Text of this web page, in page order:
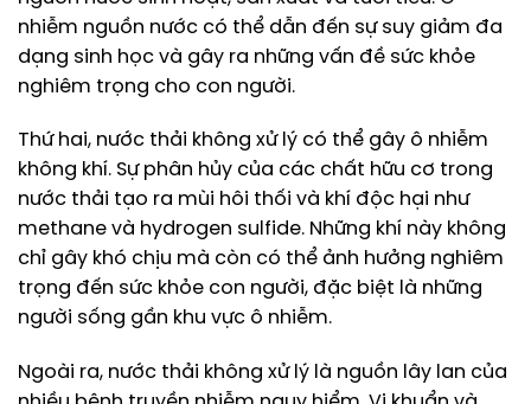
nhiễm nguồn nước có thể dẫn đến sự suy giảm đa
dạng sinh học và gây ra những vấn đề sức khỏe
nghiêm trọng cho con người.
Thứ hai, nước thải không xử lý có thể gây ô nhiễm
không khí. Sự phân hủy của các chất hữu cơ trong
nước thải tạo ra mùi hôi thối và khí độc hại như
methane và hydrogen sulfide. Những khí này không
chỉ gây khó chịu mà còn có thể ảnh hưởng nghiêm
trọng đến sức khỏe con người, đặc biệt là những
người sống gần khu vực ô nhiễm.
Ngoài ra, nước thải không xử lý là nguồn lây lan của